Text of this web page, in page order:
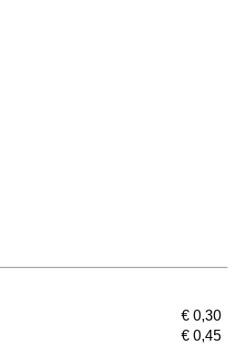
€ 0,30
€ 0,45